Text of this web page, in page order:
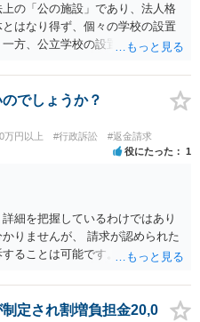
の「公の施設」であり、法人格
はなり得ず、個々の学校の設置
方、公立学校の設置者である地
育事業の主体となっています。
の取扱いとしては「教育機関」
「行政財産」とされています。
でしょうか？
万円以上 #行政訴訟 #返金請求
役にたった 1
細を把握しているわけではあり
りませんが、 請求が認められた
ることは可能です。 控訴が認め
となれば、判決で請求が認めら
定され割増負担金20,0